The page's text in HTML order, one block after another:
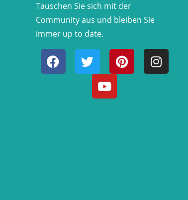
Tauschen Sie sich mit der
Community aus und bleiben Sie
immer up to date.